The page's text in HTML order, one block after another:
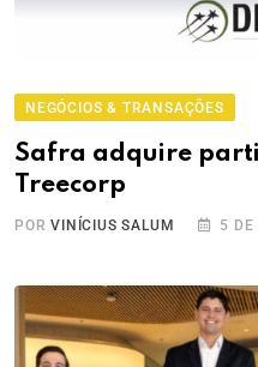
NEGÓCIOS & TRANSAÇÕES
Safra adquire
Treecorp
PORVINÍCIUS SALUM 5 DE